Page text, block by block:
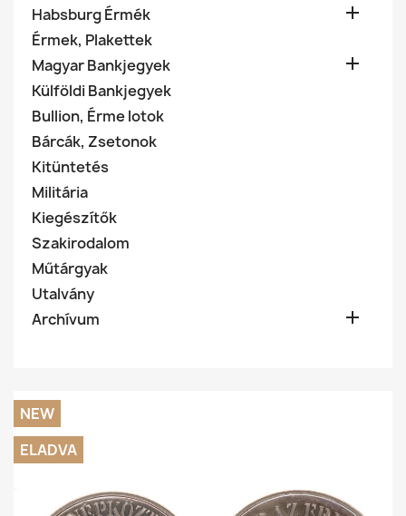
Habsburg Érmék 
Érmek, Plakettek
Magyar Bankjegyek

Külföldi Bankjegyek
Bullion, Érme lotok
Bárcák, Zsetonok
Kitüntetés
Militária
Kiegészítők
Szakirodalom
Műtárgyak
Utalvány
Archívum

NEW
ELADVA